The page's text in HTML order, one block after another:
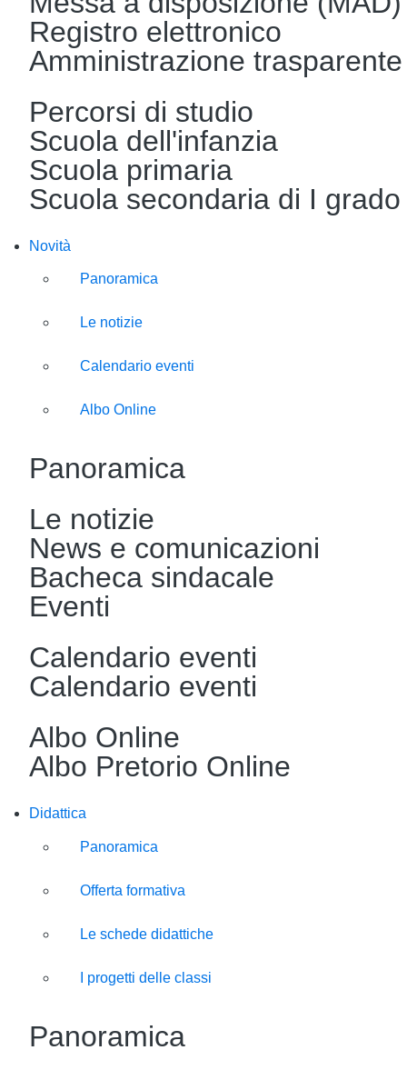
Registro elettronico
Amministrazione trasparente
Percorsi di studio
Scuola dell'infanzia
Scuola primaria
Scuola secondaria di I grado
Novità
Panoramica
Le notizie
Calendario eventi
Albo Online
Panoramica
Le notizie
News e comunicazioni
Bacheca sindacale
Eventi
Calendario eventi
Calendario eventi
Albo Online
Albo Pretorio Online
Didattica
Panoramica
Offerta formativa
Le schede didattiche
I progetti delle classi
Panoramica